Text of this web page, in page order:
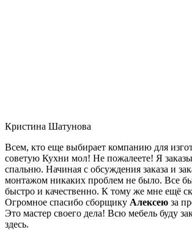
Кристина Шатунова
Всем, кто еще выбирает компанию для
советую Кухни мол! Не пожалеете! Я
спальню. Начиная с обсуждения заказа и
монтажом никаких проблем не было. Все
быстро и качественно. К тому же мне ещё
Огромное спасибо сборщику Алексею за
Это мастер своего дела! Всю мебель буду
здесь.